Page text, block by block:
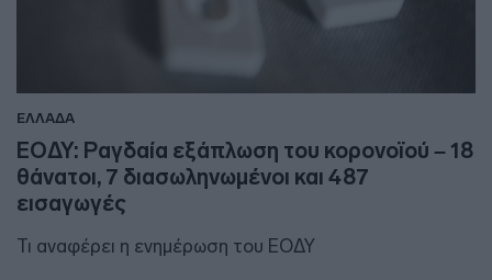
ΕΛΛΑΔΑ
ΕΟΔΥ: Ραγδαία εξάπλωση του κορονοϊού – 18
θάνατοι, 7 διασωληνωμένοι και 487
εισαγωγές
Τι αναφέρει η ενημέρωση του ΕΟΔΥ